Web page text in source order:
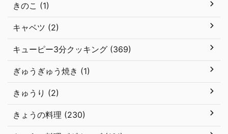
きのこ (1)
キャベツ (2)
キューピー3分クッキング (369)
ぎゅうぎゅう焼き (1)
きゅうり (2)
きょうの料理 (230)